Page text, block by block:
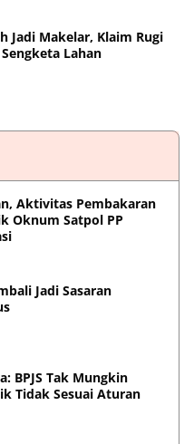
Jadi Makelar, Klaim Rugi
Lahan
Aktivitas Pembakaran
Oknum Satpol PP
Jadi Sasaran
BPJS Tak Mungkin
Tidak Sesuai Aturan